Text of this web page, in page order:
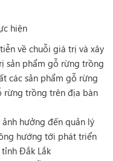
hiện
về chuỗi giá trị và xây
sản phẩm gỗ rừng trồng
các sản phẩm gỗ rừng
rừng trồng trên địa bàn
hưởng đến quản lý
hướng tới phát triển
Đắk Lắk